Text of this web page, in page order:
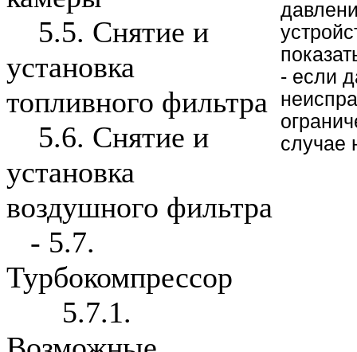
5.5. Снятие и
установка
топливного фильтра
5.6. Снятие и
установка
воздушного фильтра
- 5.7.
Турбокомпрессор
5.7.1.
- если
случае